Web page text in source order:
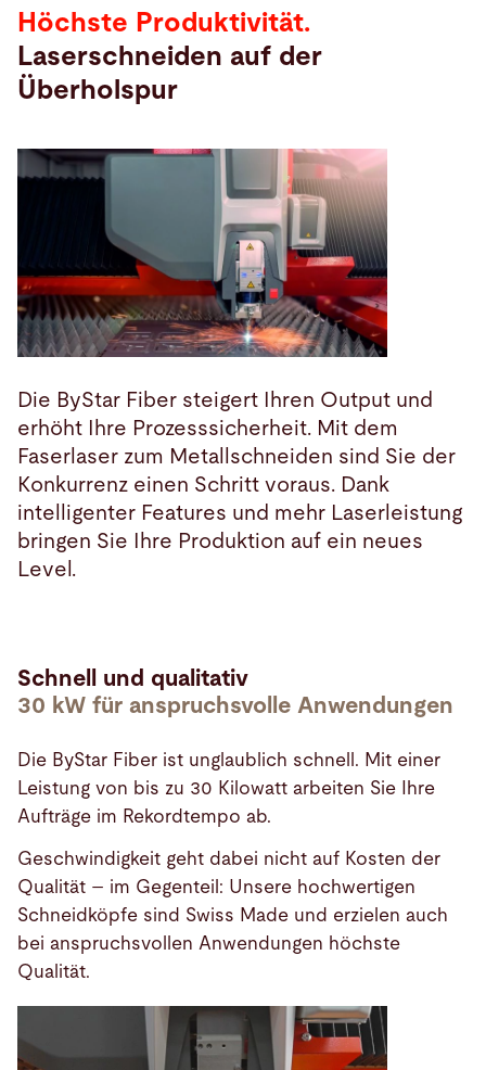
Höchste Produktivität.
Laserschneiden auf der
Überholspur
Die ByStar Fiber steigert Ihren Output und
erhöht Ihre Prozesssicherheit. Mit dem
Faserlaser zum Metallschneiden sind Sie der
Konkurrenz einen Schritt voraus. Dank
intelligenter Features und mehr Laserleistung
bringen Sie Ihre Produktion auf ein neues
Level.
Schnell und qualitativ
30 kW für anspruchsvolle Anwendungen
Die ByStar Fiber ist unglaublich schnell. Mit einer
Leistung von bis zu 30 Kilowatt arbeiten Sie Ihre
Aufträge im Rekordtempo ab.
Geschwindigkeit geht dabei nicht auf Kosten der
Qualität – im Gegenteil: Unsere hochwertigen
Schneidköpfe sind Swiss Made und erzielen auch
bei anspruchsvollen Anwendungen höchste
Qualität.